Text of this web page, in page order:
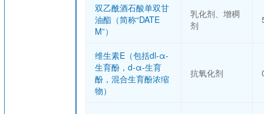
双乙酰酒石酸单双甘
油酯（简称“DATE
M”）
乳化剂、增稠
剂
维生素E（包括dl-α-
生育酚，d-α-生育
酚，混合生育酚浓缩
物）
抗氧化剂